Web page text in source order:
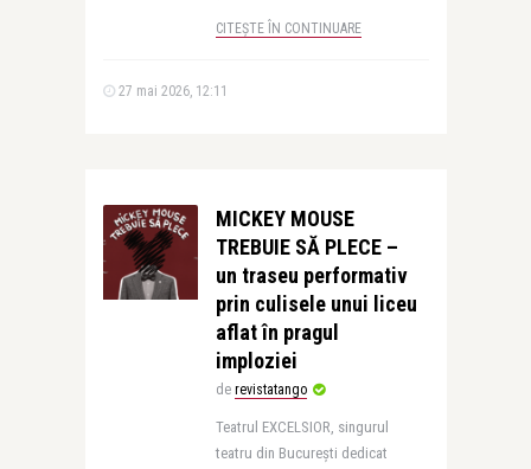
CITEȘTE ÎN CONTINUARE
27 mai 2026, 12:11
MICKEY MOUSE
TREBUIE SĂ PLECE –
un traseu performativ
prin culisele unui liceu
aflat în pragul
imploziei
de revistatango
Teatrul EXCELSIOR, singurul
teatru din București dedicat